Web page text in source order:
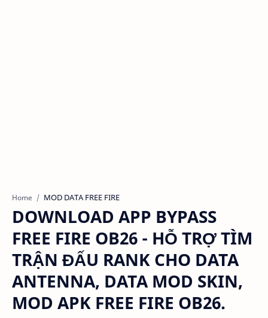
Home MOD DATA FREE FIRE
DOWNLOAD APP BYPASS
FREE FIRE OB26 - HỖ TRỢ TÌM
TRẬN ĐẤU RANK CHO DATA
ANTENNA, DATA MOD SKIN,
MOD APK FREE FIRE OB26.